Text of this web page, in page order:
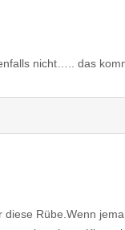
nicht….. das
diese Rübe.Wenn